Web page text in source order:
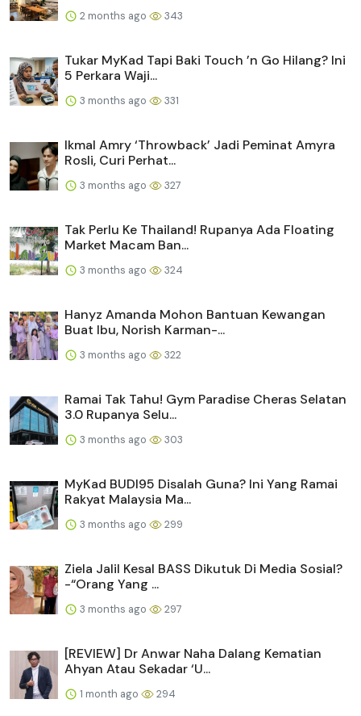
2 months ago 343
Tukar MyKad Tapi Baki Touch ’n Go Hilang? Ini
5 Perkara Waji...
3 months ago 331
Ikmal Amry ‘Throwback’ Jadi Peminat Amyra
Rosli, Curi Perhat...
3 months ago 327
Tak Perlu Ke Thailand! Rupanya Ada Floating
Market Macam Ban...
3 months ago 324
Hanyz Amanda Mohon Bantuan Kewangan
Buat Ibu, Norish Karman-...
3 months ago 322
Ramai Tak Tahu! Gym Paradise Cheras Selatan
3.0 Rupanya Selu...
3 months ago 303
MyKad BUDI95 Disalah Guna? Ini Yang Ramai
Rakyat Malaysia Ma...
3 months ago 299
Ziela Jalil Kesal BASS Dikutuk Di Media Sosial?
-“Orang Yang ...
3 months ago 297
[REVIEW] Dr Anwar Naha Dalang Kematian
Ahyan Atau Sekadar ‘U...
1 month ago 294